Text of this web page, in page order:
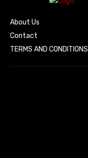
About Us
Contact
TERMS AND CONDITIONS